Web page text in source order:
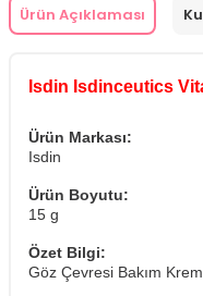
Ürün Açıklaması
Isdin Isdinceutics
Ürün Markası:
Isdin
Ürün Boyutu:
15 g
Özet Bilgi:
Göz Çevresi Bakım